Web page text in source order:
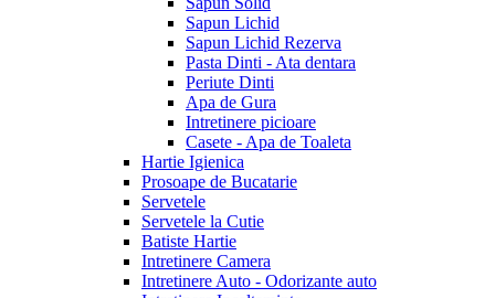
Sapun Lichid
Sapun Lichid Rezerva
Pasta Dinti - Ata dentara
Periute Dinti
Apa de Gura
Intretinere picioare
Casete - Apa de Toaleta
Hartie Igienica
Prosoape de Bucatarie
Servetele
Servetele la Cutie
Batiste Hartie
Intretinere Camera
Intretinere Auto - Odorizante auto